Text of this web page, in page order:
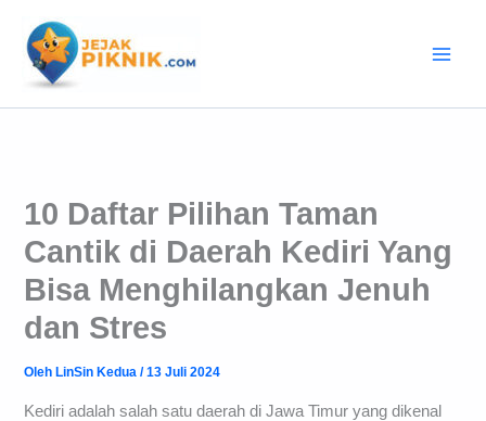
konten
10 Daftar Pilihan Taman
Cantik di Daerah Kediri Yang
Bisa Menghilangkan Jenuh
dan Stres
Oleh LinSin Kedua/13 Juli 2024
Kediri adalah salah satu daerah di Jawa Timur yang dikenal